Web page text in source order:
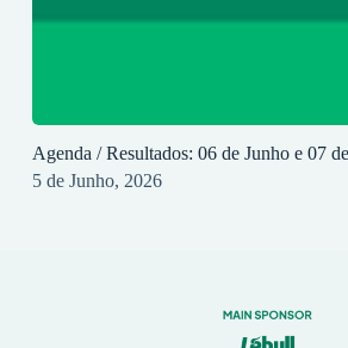
Agenda / Resultados: 06 de Junho e 07
5 de Junho, 2026